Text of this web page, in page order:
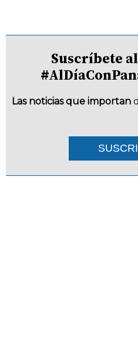
Suscríbete
Las noticias que importan